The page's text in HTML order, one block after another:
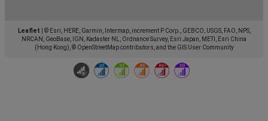
Leaflet
© Esri, HERE, Garmin, Intermap, increment P Corp., GEBCO, USGS, FAO, NPS,
NRCAN, GeoBase, IGN, Kadaster NL, Ordnance Survey, Esri Japan, METI, Esri China
(Hong Kong), © OpenStreetMap contributors, and the GIS User Community